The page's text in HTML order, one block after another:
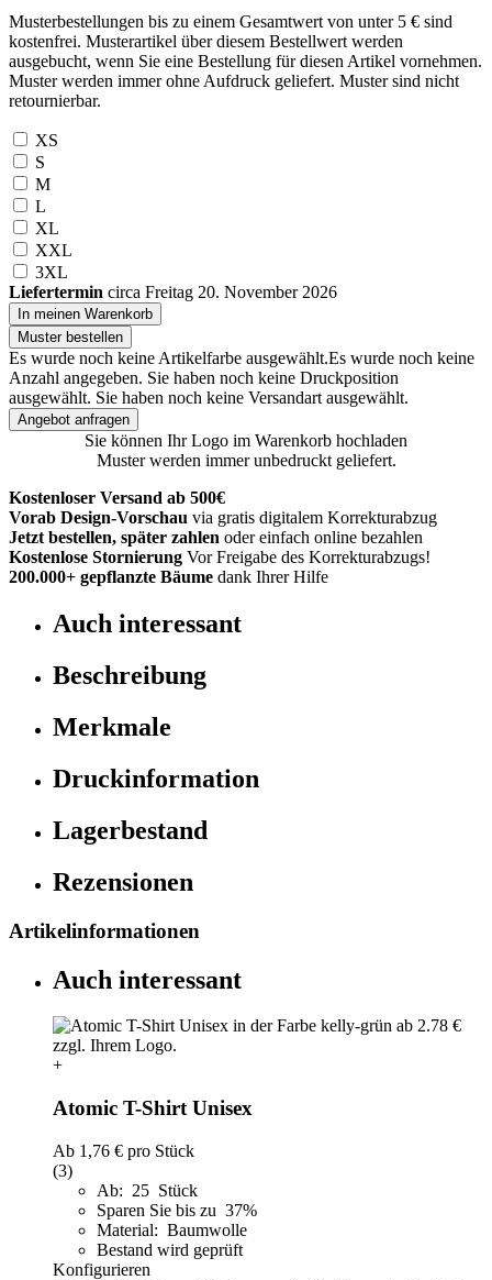
Musterbestellungen bis zu einem Gesamtwert von unter 5 € sind
kostenfrei. Musterartikel über diesem Bestellwert werden
ausgebucht, wenn Sie eine Bestellung für diesen Artikel vornehmen.
Muster werden immer ohne Aufdruck geliefert. Muster sind nicht
retournierbar.
XS
S
M
L
XL
XXL
3XL
Liefertermin circa Freitag 20. November 2026
In meinen Warenkorb
Muster bestellen
Es wurde noch keine Artikelfarbe ausgewählt.Es wurde noch keine
Anzahl angegeben. Sie haben noch keine Druckposition
ausgewählt. Sie haben noch keine Versandart ausgewählt.
Angebot anfragen
Sie können Ihr Logo im Warenkorb hochladen
Muster werden immer unbedruckt geliefert.
Kostenloser Versand ab 500€
Vorab Design-Vorschau via gratis digitalem Korrekturabzug
Jetzt bestellen, später zahlen oder einfach online bezahlen
Kostenlose Stornierung Vor Freigabe des Korrekturabzugs!
200.000+ gepflanzte Bäume dank Ihrer Hilfe
Auch interessant
Beschreibung
Merkmale
Druckinformation
Lagerbestand
Rezensionen
Artikelinformationen
Auch interessant
+
Atomic T-Shirt Unisex
Ab 1,76 € pro Stück
(3)
Ab: 25 Stück
Sparen Sie bis zu 37%
Material: Baumwolle
Bestand wird geprüft
Konfigurieren